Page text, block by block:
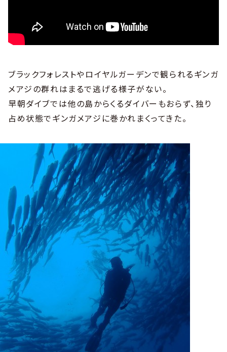
ブラックフォレストやロイヤルガーデンで観られるギンガ
メアジの群れはまるで逃げる様子がない。
早朝ダイブでは他の島からくるダイバーもおらず、独り
占め状態でギンガメアジに巻かれまくってきた。